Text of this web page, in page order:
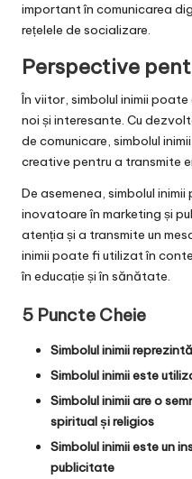
important în comunicarea
rețelele de socializare.
Perspective
În viitor, simbolul inimii
noi și interesante. Cu
de comunicare, simbolul
creative pentru a transmite
De asemenea, simbolul
inovatoare în marketing și
atenția și a transmite un
inimii poate fi utilizat în
în educație și în sănătate.
5 Puncte Cheie
Simbolul inimii
Simbolul inimii este
Simbolul inimii are o
spiritual și religios
Simbolul inimii este un
publicitate